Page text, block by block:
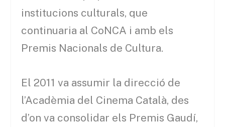
institucions culturals, que
continuaria al CoNCA i amb els
Premis Nacionals de Cultura.
El 2011 va assumir la direcció de
l’Acadèmia del Cinema Català, des
d’on va consolidar els Premis Gaudí,